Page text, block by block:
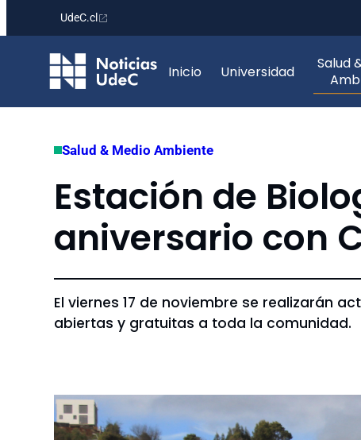
contenido
UdeC.cl
Inicio Universidad
Salud
Salud & Medio Ambiente
Estación de
aniversario con
El viernes 17 de noviembre se realizarán
abiertas y gratuitas a toda la comunidad.